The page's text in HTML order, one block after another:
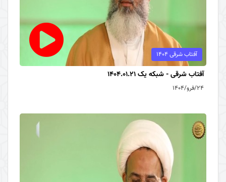
آفتاب شرقی 1404
آفتاب شرقی - شبکه یک 1404.01.21
۲۴/فرو/۱۴۰۴